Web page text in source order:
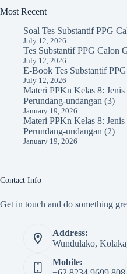
Most Recent
Soal Tes Substantif PPG
July 12, 2026
Tes Substantif PPG Calon
July 12, 2026
E-Book Tes Substantif
July 12, 2026
Materi PPKn Kelas 8: Jenis
Perundang-undangan (3)
January 19, 2026
Materi PPKn Kelas 8: Jenis
Perundang-undangan (2)
January 19, 2026
Contact Info
Get in touch and do something
Address:
Wundulako,
Mobile: